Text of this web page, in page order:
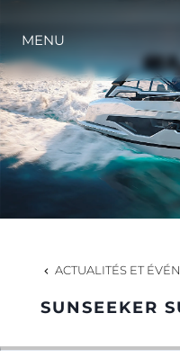
LA
MENU
ACTUALITÉS ET
SUNSEEKER